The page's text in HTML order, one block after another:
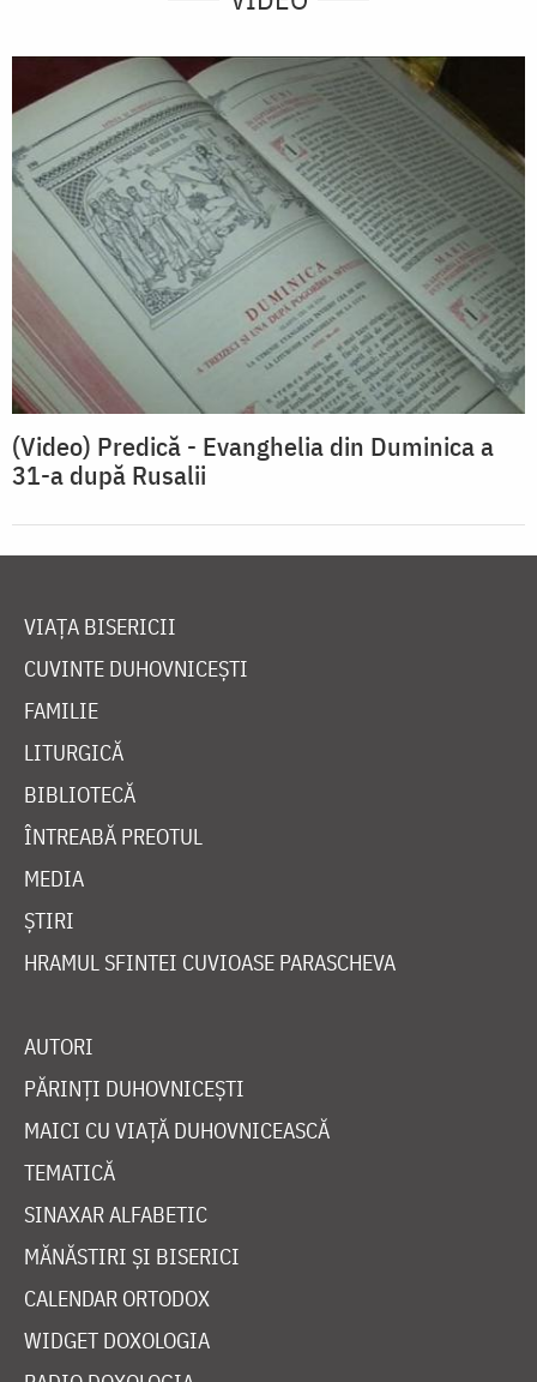
(Video) Predică - Evanghelia din Duminica a
31-a după Rusalii
VIAȚA BISERICII
CUVINTE DUHOVNICEȘTI
FAMILIE
LITURGICĂ
BIBLIOTECĂ
ÎNTREABĂ PREOTUL
MEDIA
ȘTIRI
HRAMUL SFINTEI CUVIOASE PARASCHEVA
AUTORI
PĂRINȚI DUHOVNICEȘTI
MAICI CU VIAȚĂ DUHOVNICEASCĂ
TEMATICĂ
SINAXAR ALFABETIC
MĂNĂSTIRI ȘI BISERICI
CALENDAR ORTODOX
WIDGET DOXOLOGIA